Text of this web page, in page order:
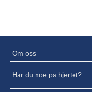
Om oss
Har du noe på hjertet?